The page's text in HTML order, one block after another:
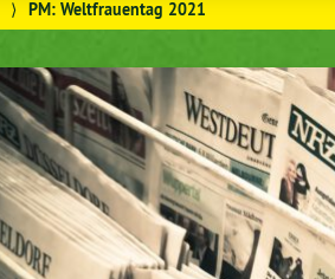
⟩ PM: Weltfrauentag 2021